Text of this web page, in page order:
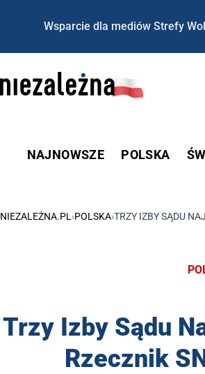
Wsparcie dla mediów Strefy
NAJNOWSZE POLSKA
NIEZALEŻNA.PL ›POLSKA›TRZY IZBY SĄDU
Trzy Izby Sądu
Rzecznik